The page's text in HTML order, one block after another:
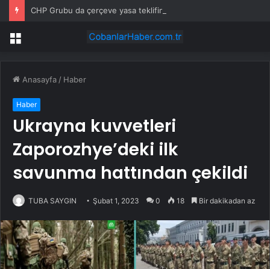
CHP Grubu da çerçeve yasa teklifini imzaladı
Menü
Anasayfa / Haber
Haber
Ukrayna kuvvetleri
Zaporozhye’deki ilk
savunma hattından çekildi
TUBA SAYGIN Şubat 1, 2023 0 18 Bir dakikadan az